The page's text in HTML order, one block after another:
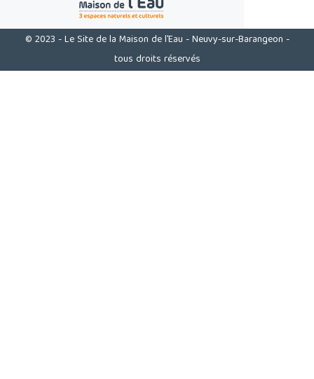
© 2023 - Le Site de la Maison de l'Eau - Neuvy-sur-Barangeon -
tous droits réservés